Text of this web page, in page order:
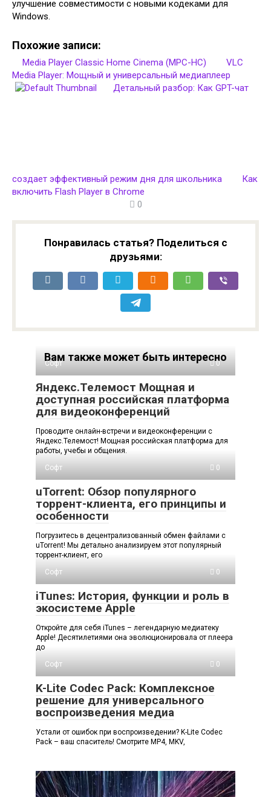
улучшение совместимости с новыми кодеками для
Windows.
Похожие записи:
Media Player Classic Home Cinema (MPC-HC)
VLC
Media Player: Мощный и универсальный медиаплеер
Детальный разбор: Как GPT-чат
создает эффективный режим дня для школьника
Как
включить Flash Player в Chrome
0
Понравилась статья? Поделиться с
друзьями:
Вам также может быть интересно
Софт 0
Яндекс.Телемост Мощная и
доступная российская платформа
для видеоконференций
Проводите онлайн-встречи и видеоконференции с
Яндекс.Телемост! Мощная российская платформа для
работы, учебы и общения.
Софт
0
uTorrent: Обзор популярного
торрент-клиента, его принципы и
особенности
Погрузитесь в децентрализованный обмен файлами с
uTorrent! Мы детально анализируем этот популярный
торрент-клиент, его
Софт
0
iTunes: История, функции и роль в
экосистеме Apple
Откройте для себя iTunes – легендарную медиатеку
Apple! Десятилетиями она эволюционировала от плеера
до
Софт
0
K-Lite Codec Pack: Комплексное
решение для универсального
воспроизведения медиа
Устали от ошибок при воспроизведении? K-Lite Codec
Pack – ваш спаситель! Смотрите MP4, MKV,